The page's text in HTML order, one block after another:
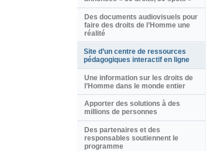
Des documents audiovisuels pour
faire des droits de l’Homme une
réalité
Site d’un centre de ressources
pédagogiques interactif en ligne
Une information sur les droits de
l’Homme dans le monde entier
Apporter des solutions à des
millions de personnes
Des partenaires et des
responsables soutiennent le
programme